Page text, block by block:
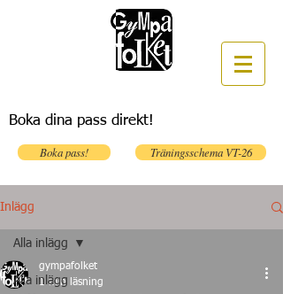
Boka dina pass direkt!
Boka pass! Träningsschema VT-26
Inlägg
Alla inlägg
Alla inlägg
gympafolket
1 min läsning